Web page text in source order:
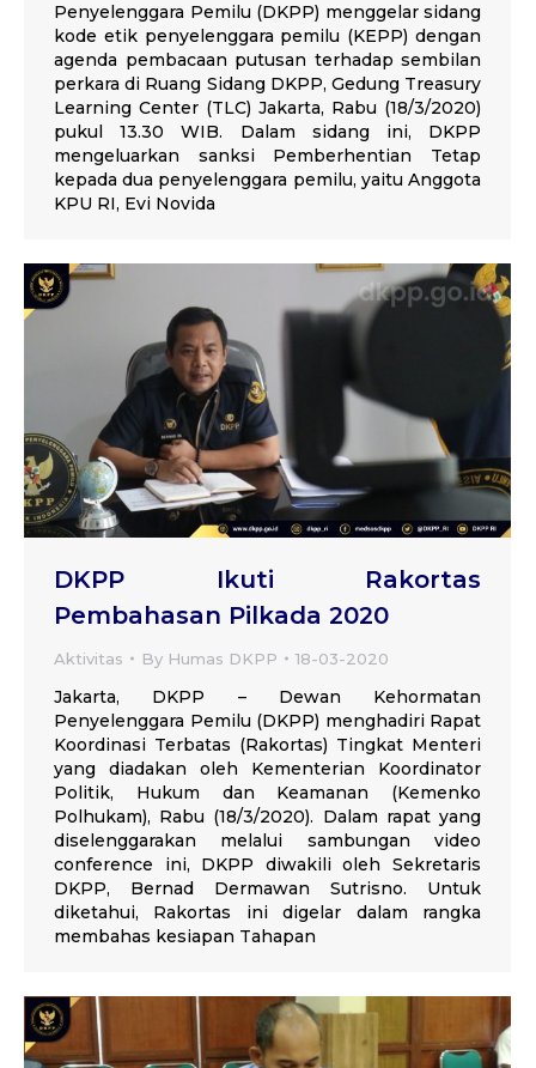
Penyelenggara Pemilu (DKPP) menggelar sidang
kode etik penyelenggara pemilu (KEPP) dengan
agenda pembacaan putusan terhadap sembilan
perkara di Ruang Sidang DKPP, Gedung Treasury
Learning Center (TLC) Jakarta, Rabu (18/3/2020)
pukul 13.30 WIB. Dalam sidang ini, DKPP
mengeluarkan sanksi Pemberhentian Tetap
kepada dua penyelenggara pemilu, yaitu Anggota
KPU RI, Evi Novida
DKPP Ikuti Rakortas
Pembahasan Pilkada 2020
Aktivitas By Humas DKPP 18-03-2020
Jakarta, DKPP – Dewan Kehormatan
Penyelenggara Pemilu (DKPP) menghadiri Rapat
Koordinasi Terbatas (Rakortas) Tingkat Menteri
yang diadakan oleh Kementerian Koordinator
Politik, Hukum dan Keamanan (Kemenko
Polhukam), Rabu (18/3/2020). Dalam rapat yang
diselenggarakan melalui sambungan video
conference ini, DKPP diwakili oleh Sekretaris
DKPP, Bernad Dermawan Sutrisno. Untuk
diketahui, Rakortas ini digelar dalam rangka
membahas kesiapan Tahapan